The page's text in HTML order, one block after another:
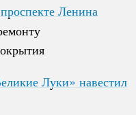
Ленина
Ленина
Луки» навестил
Луки» навестил